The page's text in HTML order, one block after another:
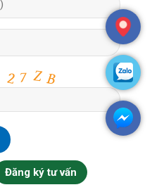
Đăng ký tư vấn